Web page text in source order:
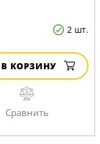
2 шт.
В КОРЗИНУ